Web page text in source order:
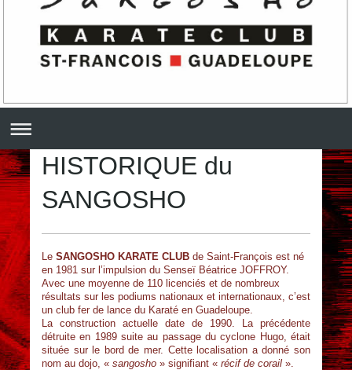
HISTORIQUE du
SANGOSHO
Le SANGOSHO KARATE CLUB de Saint-François est né
en 1981 sur l’impulsion du Senseï Béatrice JOFFROY.
Avec une moyenne de 110 licenciés et de nombreux
résultats sur les podiums nationaux et internationaux, c’est
un club fer de lance du Karaté en Guadeloupe.
La construction actuelle date de 1990. La précédente
détruite en 1989 suite au passage du cyclone Hugo, était
située sur le bord de mer. Cette localisation a donné son
nom au dojo, « sangosho » signifiant « récif de corail ».